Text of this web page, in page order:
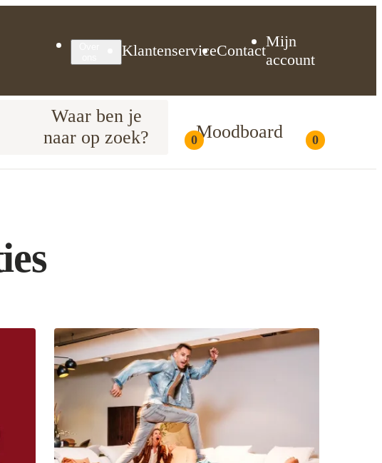
KlantenserviceContact
Mijn
account
0Moodboard 0
Waar ben je
naar op zoek?